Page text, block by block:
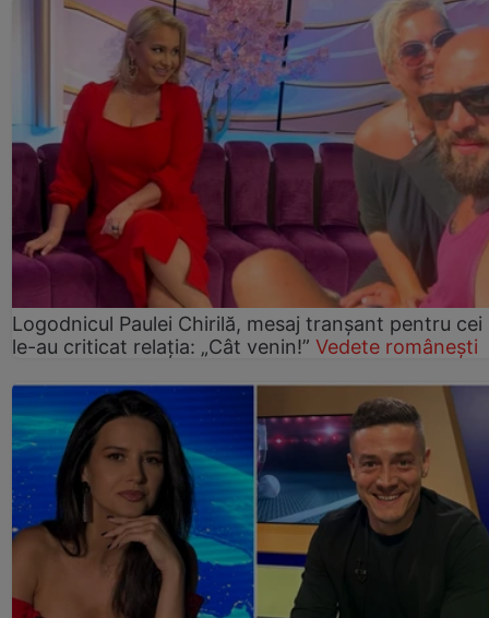
Logodnicul Paulei Chirilă, mesaj tranșant pentru cei
le-au criticat relația: „Cât venin!” Vedete românești